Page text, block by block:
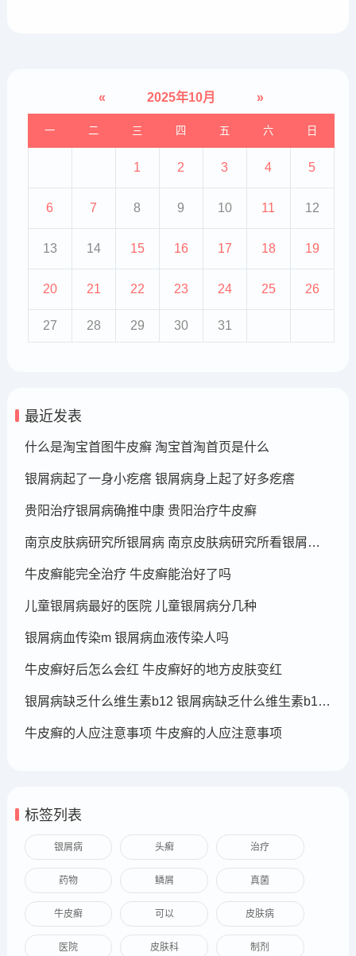
« 2025年10月 »
一 二 三 四 五 六 日
1 2 3 4 5
6 7 8 9 10 11 12
13 14 15 16 17 18 19
20 21 22 23 24 25 26
27 28 29 30 31
最近发表
什么是淘宝首图牛皮癣 淘宝首淘首页是什么
银屑病起了一身小疙瘩 银屑病身上起了好多疙瘩
贵阳治疗银屑病确推中康 贵阳治疗牛皮癣
南京皮肤病研究所银屑病 南京皮肤病研究所看银屑病哪个医生厉害
牛皮癣能完全治疗 牛皮癣能治好了吗
儿童银屑病最好的医院 儿童银屑病分几种
银屑病血传染m 银屑病血液传染人吗
牛皮癣好后怎么会红 牛皮癣好的地方皮肤变红
银屑病缺乏什么维生素b12 银屑病缺乏什么维生素b12可以补充
牛皮癣的人应注意事项 牛皮癣的人应注意事项
标签列表
银屑病 头癣 治疗
药物 鳞屑 真菌
牛皮癣 可以 皮肤病
医院 皮肤科 制剂